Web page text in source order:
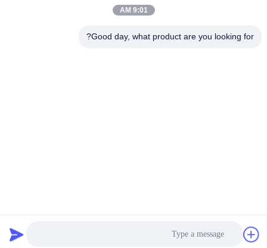
9:01 AM
Good day, what product are you looking for?